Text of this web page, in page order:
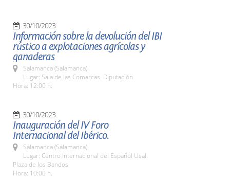
30/10/2023
Información sobre la devolución del IBI
rústico a explotaciones agrícolas y
ganaderas
Salamanca (Salamanca)
Lugar: Sala de las Comarcas. Diputación
Hora: 12:00 h.
30/10/2023
Inauguración del IV Foro
Internacional del Ibérico.
Salamanca (Salamanca)
Lugar: Centro Internacional del Español Usal.
Plaza de los Bandos
Hora: 10:00 h.